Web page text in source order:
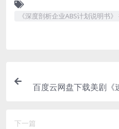
《深度剖析企业ABS计划说明书
百度云网盘下载美剧《
下一篇